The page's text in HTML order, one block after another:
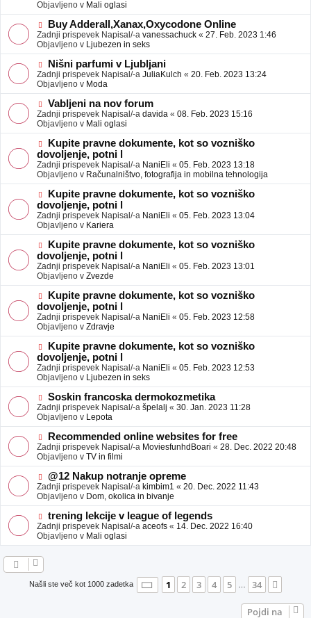
v
e
o
b
j
a
v
e
Objavljeno v Mali oglasi
N
o
v
e
o
b
j
a
v
e
Buy Adderall,Xanax,Oxycodone Online
Zadnji prispevek Napisal/-a vanessachuck « 27. Feb. 2023 1:46
Objavljeno v Ljubezen in seks
N
o
v
e
o
b
j
a
v
e
Nišni parfumi v Ljubljani
Zadnji prispevek Napisal/-a JuliaKulch « 20. Feb. 2023 13:24
Objavljeno v Moda
N
o
v
e
o
b
j
a
v
e
Vabljeni na nov forum
Zadnji prispevek Napisal/-a davida « 08. Feb. 2023 15:16
Objavljeno v Mali oglasi
N
o
v
e
o
b
a
v
e
Kupite pravne dokumente, kot so vozniško
dovoljenje, potni l
Zadnji prispevek Napisal/-a NaniEli « 05. Feb. 2023 13:18
Objavljeno v Računalništvo, fotografija in mobilna tehnologija
N
o
v
e
o
b
a
v
e
Kupite pravne dokumente, kot so vozniško
dovoljenje, potni l
Zadnji prispevek Napisal/-a NaniEli « 05. Feb. 2023 13:04
Objavljeno v Kariera
N
o
v
e
o
b
a
v
e
Kupite pravne dokumente, kot so vozniško
dovoljenje, potni l
Zadnji prispevek Napisal/-a NaniEli « 05. Feb. 2023 13:01
Objavljeno v Zvezde
N
o
v
e
o
b
a
v
e
Kupite pravne dokumente, kot so vozniško
dovoljenje, potni l
Zadnji prispevek Napisal/-a NaniEli « 05. Feb. 2023 12:58
Objavljeno v Zdravje
N
o
v
e
o
b
j
a
v
e
Kupite pravne dokumente, kot so vozniško
dovoljenje, potni l
Zadnji prispevek Napisal/-a NaniEli « 05. Feb. 2023 12:53
Objavljeno v Ljubezen in seks
N
o
v
e
o
b
j
a
v
e
Soskin francoska dermokozmetika
Zadnji prispevek Napisal/-a špelalj « 30. Jan. 2023 11:28
Objavljeno v Lepota
N
o
v
e
o
b
j
a
v
e
Recommended online websites for free
Zadnji prispevek Napisal/-a MoviesfunhdBoari « 28. Dec. 2022 20:48
Objavljeno v TV in filmi
N
o
v
e
o
b
j
a
@12 Nakup notranje opreme
Zadnji prispevek Napisal/-a kimbim1 « 20. Dec. 2022 11:43
Objavljeno v Dom, okolica in bivanje
N
o
v
e
a
trening lekcije v league of legends
Zadnji prispevek Napisal/-a aceofs « 14. Dec. 2022 16:40
Objavljeno v Mali oglasi
Našli ste več kot 1000 zadetka Stran 1od34
1 2 3 4 5 … 34
Pojdi na